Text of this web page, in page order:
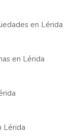
en Lérida
en Lérida
Lérida